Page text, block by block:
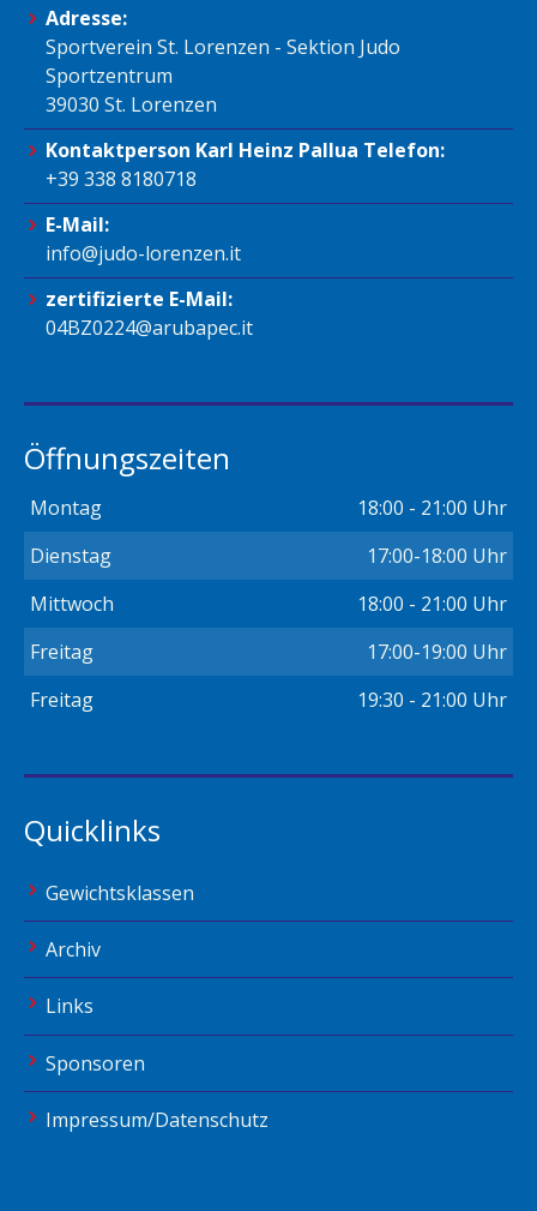
Adresse:
Sportverein St. Lorenzen - Sektion Judo
Sportzentrum
39030 St. Lorenzen
Kontaktperson Karl Heinz Pallua Telefon:
+39 338 8180718
E-Mail:
info@judo-lorenzen.it
zertifizierte E-Mail:
04BZ0224@arubapec.it
Öffnungszeiten
Montag
18:00 - 21:00 Uhr
Dienstag
17:00-18:00 Uhr
Mittwoch
18:00 - 21:00 Uhr
Freitag
17:00-19:00 Uhr
Freitag
19:30 - 21:00 Uhr
Quicklinks
Gewichtsklassen
Archiv
Links
Sponsoren
Impressum/Datenschutz